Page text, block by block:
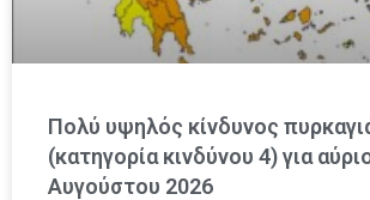
Πολύ υψηλός κίνδυνος
(κατηγορία κινδύνου 4) για
Αυγούστου 2026